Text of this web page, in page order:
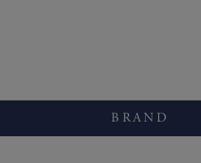
BRAND